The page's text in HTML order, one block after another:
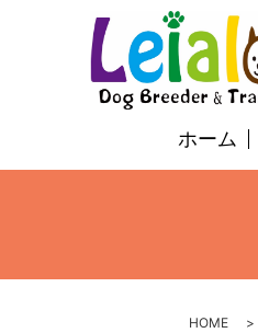
ホーム
HOME